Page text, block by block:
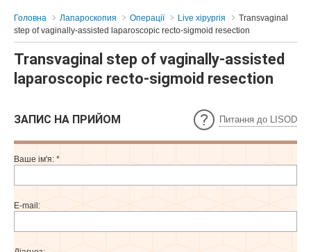
Головна Лапароскопия Операції Live хірургія
Transvaginal
step of vaginally-assisted laparoscopic recto-sigmoid resection
Transvaginal step of vaginally-assisted
laparoscopic recto-sigmoid resection
ЗАПИС НА ПРИЙОМ Питання до LISOD
Ваше ім'я: *
E-mail: